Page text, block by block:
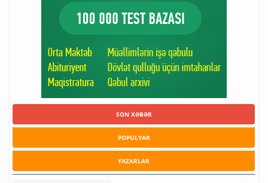
SON XƏBƏR
POPULYAR
YAZARLAR